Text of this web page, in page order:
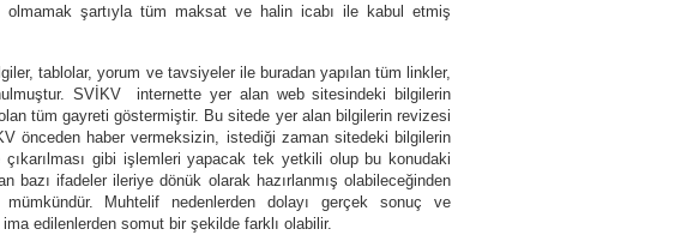
olmamak şartıyla tüm maksat ve halin icabı ile kabul etmiş
tablolar, yorum ve tavsiyeler ile buradan yapılan tüm linkler,
SVİKV internette yer alan web sitesindeki bilgilerin
tüm gayreti göstermiştir. Bu sitede yer alan bilgilerin revizesi
önceden haber vermeksizin, istediği zaman sitedeki bilgilerin
gibi işlemleri yapacak tek yetkili olup bu konudaki
bazı ifadeler ileriye dönük olarak hazırlanmış olabileceğinden
Muhtelif nedenlerden dolayı gerçek sonuç ve
edilenlerden somut bir şekilde farklı olabilir.